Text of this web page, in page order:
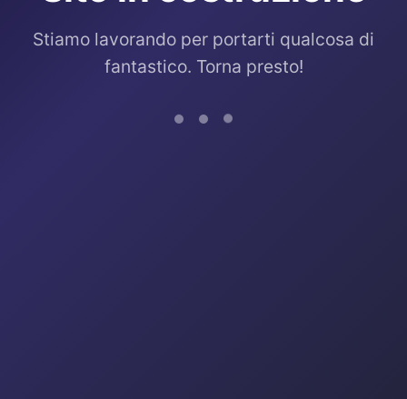
Stiamo lavorando per portarti qualcosa di
fantastico. Torna presto!